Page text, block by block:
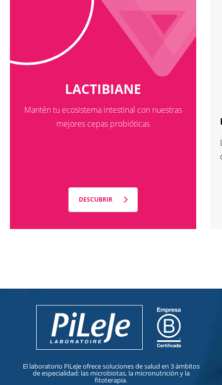
LACTIBIANE
Mantén tu ecosistema intestinal con nuestras
mejores cepas probióticas
DESCUBRIR
El laboratorio PiLeJe ofrece soluciones de salud en 3 ámbitos
de especialidad: las microbiotas, la micronutrición y la
fitoterapia.